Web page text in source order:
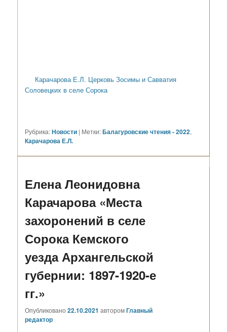
Карачарова Е.Л. Церковь Зосимы и Савватия
Соловецких в селе Сорока
Рубрика:Новости | Метки:Балагуровские чтения - 2022,
Карачарова Е.Л.
Елена Леонидовна
Карачарова «Места
захоронений в селе
Сорока Кемского
уезда Архангельской
губернии: 1897-1920-е
гг.»
Опубликовано22.10.2021 авторомГлавный
редактор